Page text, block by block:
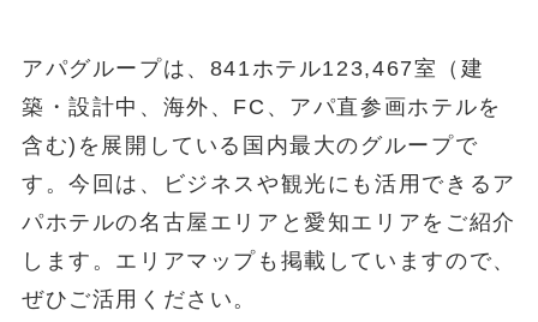
アパグループは、841ホテル123,467室（建
築・設計中、海外、FC、アパ直参画ホテルを
含む)を展開している国内最大のグループで
す。今回は、ビジネスや観光にも活用できるア
パホテルの名古屋エリアと愛知エリアをご紹介
します。エリアマップも掲載していますので、
ぜひご活用ください。